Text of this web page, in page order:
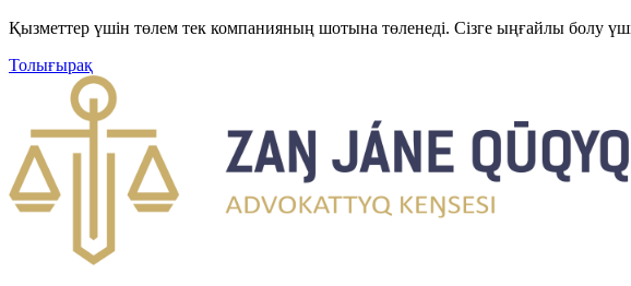
Қызметтер үшін төлем тек компанияның шотына төленеді. Сізге ыңғайлы болу
Толығырақ